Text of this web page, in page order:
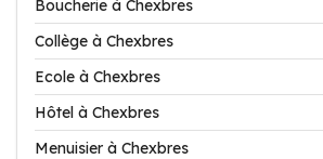
Boucherie à Chexbres
Collège à Chexbres
Ecole à Chexbres
Hôtel à Chexbres
Menuisier à Chexbres